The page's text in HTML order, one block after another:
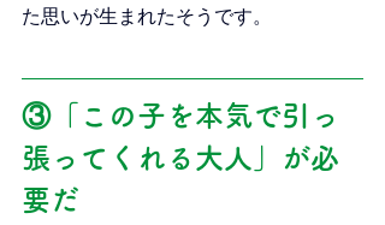
た思いが生まれたそうです。
③「この子を本気で引っ
張ってくれる大人」が必
要だ